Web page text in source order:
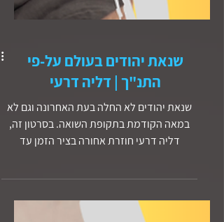
שנאת יהודים בעולם על-פי
התנ"ך | דליה דרעי
שנאת יהודים לא החלה בעת האחרונה וגם לא